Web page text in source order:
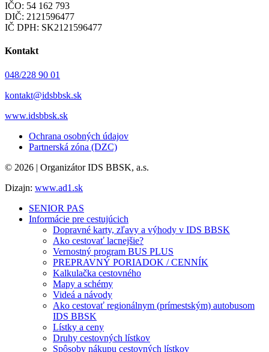
IČO: 54 162 793
DIČ: 2121596477
IČ DPH: SK2121596477
Kontakt
048/228 90 01
kontakt@idsbbsk.sk
www.idsbbsk.sk
Ochrana osobných údajov
Partnerská zóna (DZC)
© 2026 | Organizátor IDS BBSK, a.s.
Dizajn: www.ad1.sk
SENIOR PAS
Informácie pre cestujúcich
Dopravné karty, zľavy a výhody v IDS BBSK
Ako cestovať lacnejšie?
Vernostný program BUS PLUS
PREPRAVNÝ PORIADOK / CENNÍK
Kalkulačka cestovného
Mapy a schémy
Videá a návody
Ako cestovať regionálnym (prímestským) autobusom
IDS BBSK
Lístky a ceny
Druhy cestovných lístkov
Spôsoby nákupu cestovných lístkov